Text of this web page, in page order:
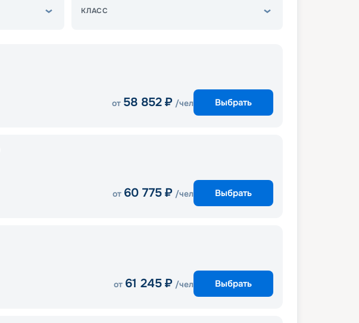
КЛАСС
от 58 852 ₽ /чел Выбрать
от 60 775 ₽ /чел Выбрать
от 61 245 ₽ /чел Выбрать